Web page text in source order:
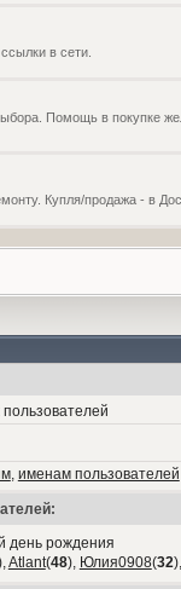
в сети.
Помощь в покупке
Купля/продажа - в
, именам пользователей
день рождения
Atlant(48), Юлия0908(32